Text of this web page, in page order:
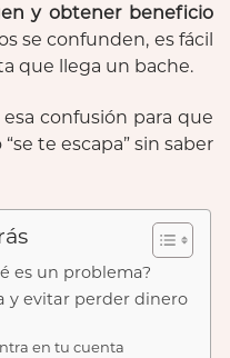
y obtener beneficio
se confunden, es fácil
que llega un bache.
confusión para que
te escapa” sin saber
es un problema?
y evitar perder dinero
en tu cuenta